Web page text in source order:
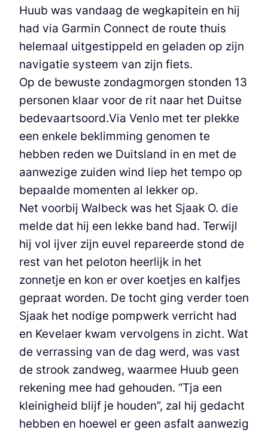
Huub was vandaag de wegkapitein en hij
had via Garmin Connect de route thuis
helemaal uitgestippeld en geladen op zijn
navigatie systeem van zijn fiets.
Op de bewuste zondagmorgen stonden 13
personen klaar voor de rit naar het Duitse
bedevaartsoord.Via Venlo met ter plekke
een enkele beklimming genomen te
hebben reden we Duitsland in en met de
aanwezige zuiden wind liep het tempo op
bepaalde momenten al lekker op.
Net voorbij Walbeck was het Sjaak O. die
melde dat hij een lekke band had. Terwijl
hij vol ijver zijn euvel repareerde stond de
rest van het peloton heerlijk in het
zonnetje en kon er over koetjes en kalfjes
gepraat worden. De tocht ging verder toen
Sjaak het nodige pompwerk verricht had
en Kevelaer kwam vervolgens in zicht. Wat
de verrassing van de dag werd, was vast
de strook zandweg, waarmee Huub geen
rekening mee had gehouden. “Tja een
kleinigheid blijf je houden”, zal hij gedacht
hebben en hoewel er geen asfalt aanwezig